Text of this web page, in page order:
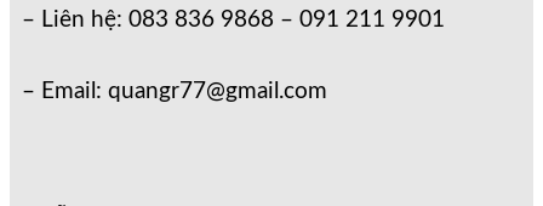
– Liên hệ: 083 836 9868 – 091 211 9901
– Email: quangr77@gmail.com